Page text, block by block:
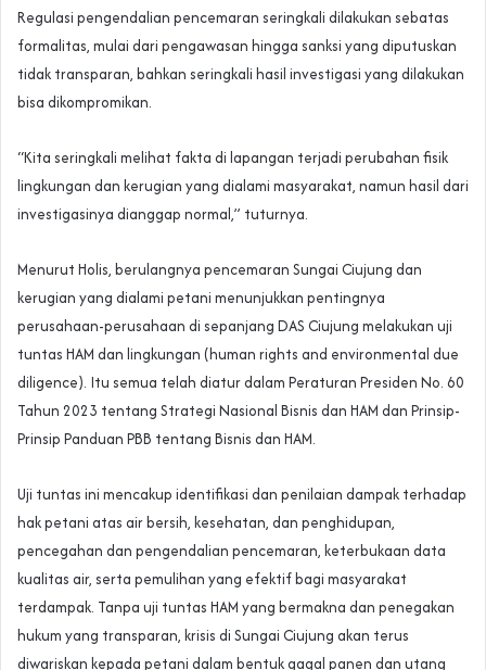
Regulasi pengendalian pencemaran seringkali dilakukan sebatas
formalitas, mulai dari pengawasan hingga sanksi yang diputuskan
tidak transparan, bahkan seringkali hasil investigasi yang dilakukan
bisa dikompromikan.
“Kita seringkali melihat fakta di lapangan terjadi perubahan fisik
lingkungan dan kerugian yang dialami masyarakat, namun hasil dari
investigasinya dianggap normal,” tuturnya.
Menurut Holis, berulangnya pencemaran Sungai Ciujung dan
kerugian yang dialami petani menunjukkan pentingnya
perusahaan-perusahaan di sepanjang DAS Ciujung melakukan uji
tuntas HAM dan lingkungan (human rights and environmental due
diligence). Itu semua telah diatur dalam Peraturan Presiden No. 60
Tahun 2023 tentang Strategi Nasional Bisnis dan HAM dan Prinsip-
Prinsip Panduan PBB tentang Bisnis dan HAM.
Uji tuntas ini mencakup identifikasi dan penilaian dampak terhadap
hak petani atas air bersih, kesehatan, dan penghidupan,
pencegahan dan pengendalian pencemaran, keterbukaan data
kualitas air, serta pemulihan yang efektif bagi masyarakat
terdampak. Tanpa uji tuntas HAM yang bermakna dan penegakan
hukum yang transparan, krisis di Sungai Ciujung akan terus
diwariskan kepada petani dalam bentuk gagal panen dan utang